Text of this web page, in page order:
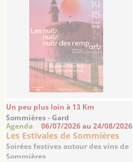
Un peu plus loin à 13 Km
Sommières - Gard
Agenda 06/07/2026 au 24/08/2026
Les Estivales de Sommières
Soirées festives autour des vins de
Sommières